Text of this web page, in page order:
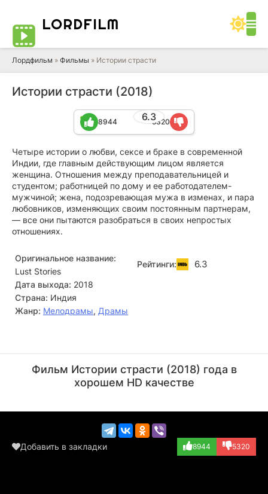
LORDFILM
Лордфильм » Фильмы » Истории страсти
Истории страсти (2018)
6.3
8944 5320
Четыре истории о любви, сексе и браке в современной
Индии, где главным действующим лицом является
женщина. Отношения между преподавательницей и
студентом; работницей по дому и ее работодателем-
мужчиной; жена, подозревающая мужа в изменах, и пара
любовников, изменяющих своим постоянным партнерам,
— все они пытаются разобраться в своих непростых
отношениях.
Оригинальное название:
Lust Stories
Дата выхода: 2018
Страна: Индия
Жанр: Мелодрамы, Драмы
Рейтинги: 6.3
Фильм Истории страсти (2018) года в
хорошем HD качестве
Добавить в закладки 8944 5320